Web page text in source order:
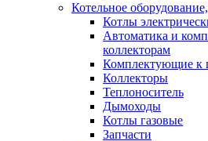
Котельное
Котлы
Автоматика и
коллекторам
Комплектующие к
Коллекторы
Теплоноситель
Дымоходы
Котлы газовые
Запчасти